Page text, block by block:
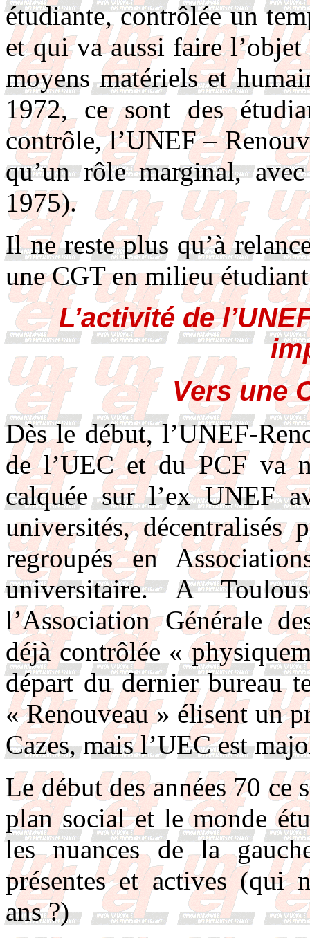
étudiante, contrôlée un
et qui va aussi faire l’objet
moyens matériels et
1972, ce sont des
contrôle, l’UNEF –
qu’un rôle marginal,
1975).
Il ne reste plus qu’à
une CGT en milieu
L’activité de
Vers une
Dès le début, l’UNEF-
de l’UEC et du PCF va
calquée sur l’ex UNEF
universités,
regroupés en
universitaire. A
l’Association Générale
déjà contrôlée «
départ du dernier bureau
« Renouveau » élisent un
Cazes, mais l’UEC est
Le début des années 70 ce
plan social et le monde
les nuances de la
présentes et actives (qui
ans ?)